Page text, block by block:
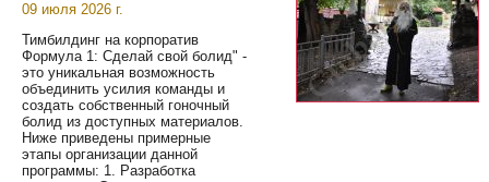
09 июля 2026 г.
Тимбилдинг на корпоратив
Формула 1: Сделай свой болид" -
это уникальная возможность
объединить усилия команды и
создать собственный гоночный
болид из доступных материалов.
Ниже приведены примерные
этапы организации данной
программы: 1. Разработка